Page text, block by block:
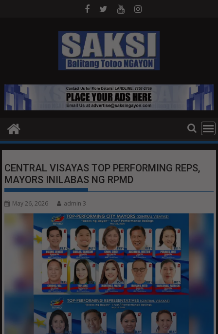
CENTRAL VISAYAS TOP PERFORMING REPS,
MAYORS INILABAS NG RPMD
May 26, 2026 admin 3